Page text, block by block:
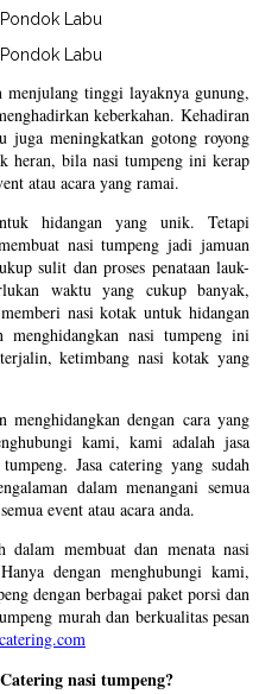
tinggi layaknya gunung,
keberkahan. Kehadiran
juga meningkatkan gotong royong
heran, bila nasi tumpeng ini kerap
atau acara yang ramai.
hidangan yang unik. Tetapi
nasi tumpeng jadi jamuan
sulit dan proses penataan lauk-
waktu yang cukup banyak,
nasi kotak untuk hidangan
menghidangkan nasi tumpeng ini
ketimbang nasi kotak yang
menghidangkan dengan cara yang
kami, kami adalah jasa
Jasa catering yang sudah
dalam menangani semua
event atau acara anda.
membuat dan menata nasi
dengan menghubungi kami,
dengan berbagai paket porsi dan
murah dan berkualitas pesan
nasi tumpeng?